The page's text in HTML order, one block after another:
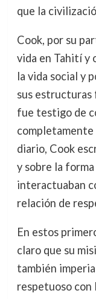
que la
Cook, por su
vida en Tahití y
la vida social y
sus estructuras
fue testigo de
completamente
diario, Cook
y sobre la
interactuaban
relación de
En estos
claro que su
también
respetuoso